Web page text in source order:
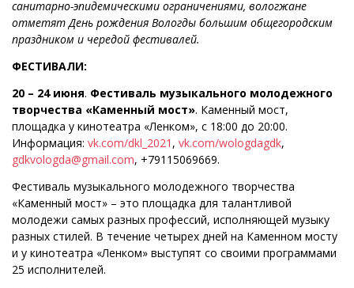
санитарно-эпидемическими ограничениями, вологжане
отметят День рождения Вологды большим общегородским
праздником и чередой фестивалей.
ФЕСТИВАЛИ:
20 – 24 июня. Фестиваль музыкального молодежного
творчества «Каменный мост». Каменный мост,
площадка у кинотеатра «Ленком», с 18:00 до 20:00.
Информация: vk.com/dkl_2021 , vk.com/wologdagdk,
gdkvologda@gmail.com, +79115069669.
Фестиваль музыкального молодежного творчества
«Каменный мост» – это площадка для талантливой
молодежи самых разных профессий, исполняющей музыку
разных стилей. В течение четырех дней на Каменном мосту
и у кинотеатра «Ленком» выступят со своими программами
25 исполнителей.